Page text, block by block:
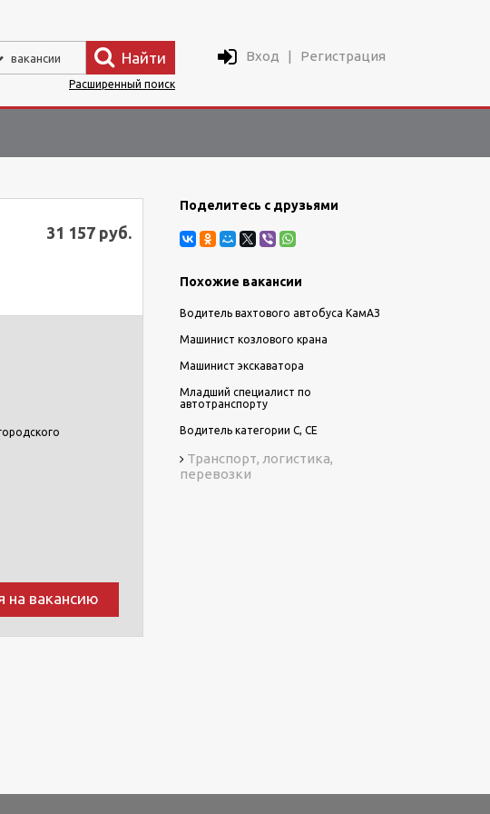
вакансии Найти Вход | Регистрация
Расширенный поиск
31 157 руб.
на вакансию
Поделитесь с друзьями
Похожие вакансии
Водитель вахтового автобуса КамАЗ
Машинист козлового крана
Машинист экскаватора
Младший специалист по
автотранспорту
Водитель категории С, СЕ
Транспорт, логистика,
перевозки